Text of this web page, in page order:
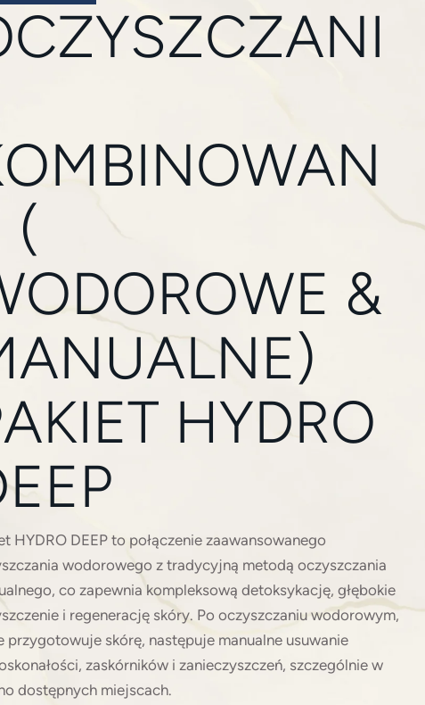
(
&
HYDRO
HYDRO DEEP to połączenie zaawansowanego
wodorowego z tradycyjną metodą oczyszczania
co zapewnia kompleksową detoksykację, głębokie
i regenerację skóry. Po oczyszczaniu wodorowym,
przygotowuje skórę, następuje manualne usuwanie
zaskórników i zanieczyszczeń, szczególnie w
dostępnych miejscach.